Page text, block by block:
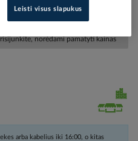
norėdami pamatyti kainas
arba kabelius iki 16:00, o kitas
Leisti visus slapukus